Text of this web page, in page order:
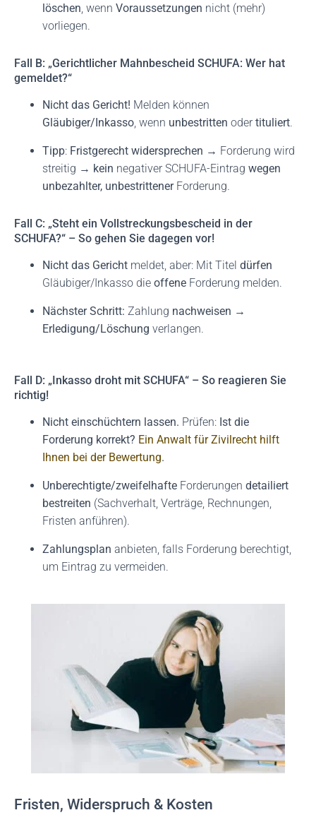
löschen, wenn Voraussetzungen nicht (mehr)
vorliegen.
Fall B: „Gerichtlicher Mahnbescheid SCHUFA: Wer hat
gemeldet?“
Nicht das Gericht! Melden können
Gläubiger/Inkasso, wenn unbestritten odertituliert.
Tipp: Fristgerecht widersprechen → Forderung wird
streitig → kein negativer SCHUFA-Eintrag wegen
unbezahlter, unbestrittenerForderung.
Fall C: „Steht ein Vollstreckungsbescheid in der
SCHUFA?“ – So gehen Sie dagegen vor!
Nicht das Gericht meldet, aber: Mit Titel dürfen
Gläubiger/Inkasso die offene Forderung melden.
Nächster Schritt: Zahlung nachweisen →
Erledigung/Löschung verlangen.
Fall D: „Inkasso droht mit SCHUFA“ – So reagieren Sie
richtig!
Nicht einschüchtern lassen. Prüfen: Ist die
Forderung korrekt? Ein Anwalt für Zivilrecht hilft
Ihnen bei der Bewertung.
Unberechtigte/zweifelhafte Forderungen detailiert
bestreiten (Sachverhalt, Verträge, Rechnungen,
Fristen anführen).
Zahlungsplan anbieten, falls Forderung berechtigt,
um Eintrag zu vermeiden.
Fristen, Widerspruch & Kosten